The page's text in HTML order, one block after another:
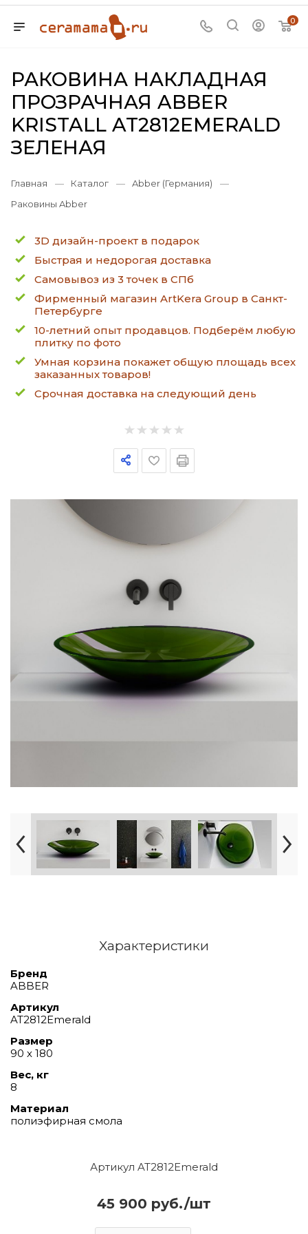
0
РАКОВИНА НАКЛАДНАЯ
ПРОЗРАЧНАЯ ABBER
KRISTALL AT2812EMERALD
ЗЕЛЕНАЯ
Главная — Каталог — Abber (Германия)
—
Раковины Abber
3D дизайн-проект в подарок
Быстрая и недорогая доставка
Самовывоз из 3 точек в СПб
Фирменный магазин ArtKera Group в Санкт-
Петербурге
10-летний опыт продавцов. Подберём любую
плитку по фото
Умная корзина покажет общую площадь всех
заказанных товаров!
Срочная доставка на следующий день
Артикул AT2812Emerald
45 900 руб./шт
Характеристики
Бренд
ABBER
Артикул
AT2812Emerald
Размер
90 х 180
Вес, кг
8
Материал
полиэфирная смола